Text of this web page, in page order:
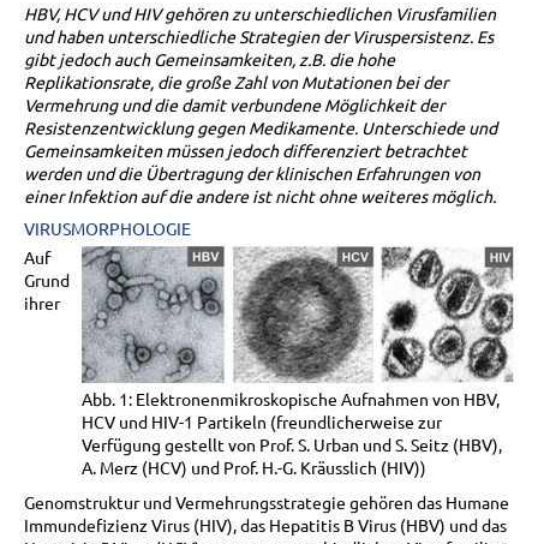
HBV, HCV und HIV gehören zu unterschiedlichen Virusfamilien
und haben unterschiedliche Strategien der Viruspersistenz. Es
gibt jedoch auch Gemeinsamkeiten, z.B. die hohe
Replikationsrate, die große Zahl von Mutationen bei der
Vermehrung und die damit verbundene Möglichkeit der
Resistenzentwicklung gegen Medikamente. Unterschiede und
Gemeinsamkeiten müssen jedoch differenziert betrachtet
werden und die Übertragung der klinischen Erfahrungen von
einer Infektion auf die andere ist nicht ohne weiteres möglich.
VIRUSMORPHOLOGIE
Abb. 1: Elektronenmikroskopische Aufnahmen von HBV,
HCV und HIV-1 Partikeln (freundlicherweise zur
Verfügung gestellt von Prof. S. Urban und S. Seitz (HBV),
A. Merz (HCV) und Prof. H.-G. Kräusslich (HIV))
Auf
Grund
ihrer
Genomstruktur und Vermehrungsstrategie gehören das Humane
Immundefizienz Virus (HIV), das Hepatitis B Virus (HBV) und das